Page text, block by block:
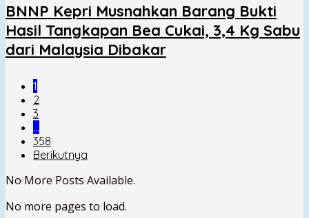
BNNP Kepri Musnahkan Barang Bukti
Hasil Tangkapan Bea Cukai, 3,4 Kg Sabu
dari Malaysia Dibakar
1
2
3
…
358
Berikutnya
No More Posts Available.
No more pages to load.